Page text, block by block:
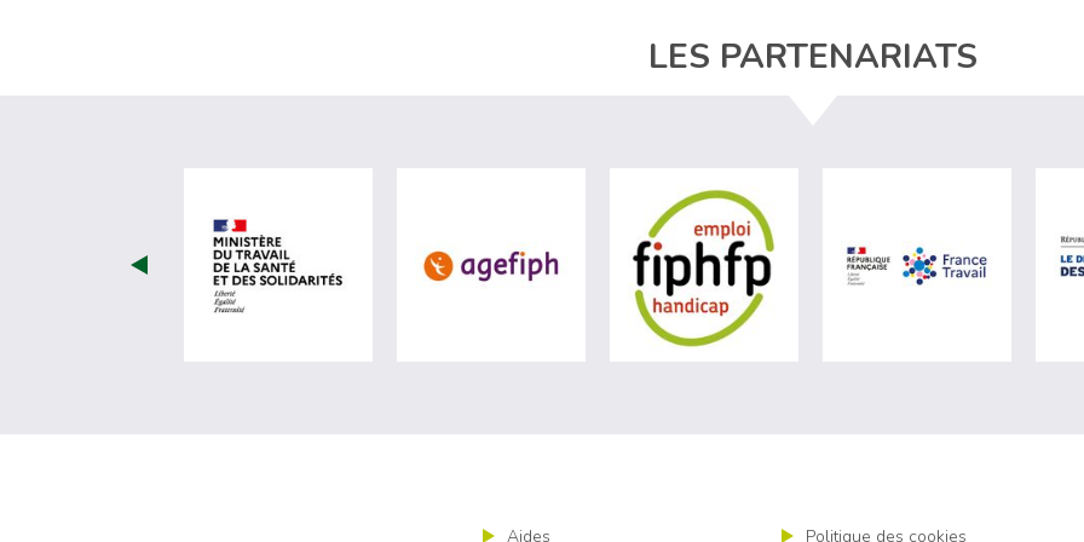
LES PARTENARIATS
visiter les site de Ministère du travail (nouvelle fenêtre)
visiter les site de Agefiph (nouvelle fenêtre)visiter les site de Fiphfp (nouvellevisiter les
Aides Politique des cookies